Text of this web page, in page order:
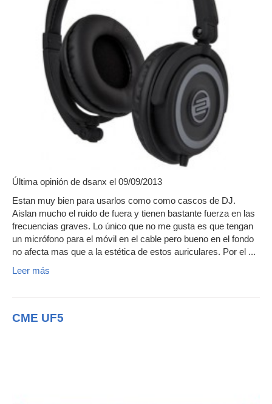
Última opinión de dsanx el 09/09/2013
Estan muy bien para usarlos como como cascos de DJ.
Aislan mucho el ruido de fuera y tienen bastante fuerza en las
frecuencias graves. Lo único que no me gusta es que tengan
un micrófono para el móvil en el cable pero bueno en el fondo
no afecta mas que a la estética de estos auriculares. Por el ...
Leer más
CME UF5